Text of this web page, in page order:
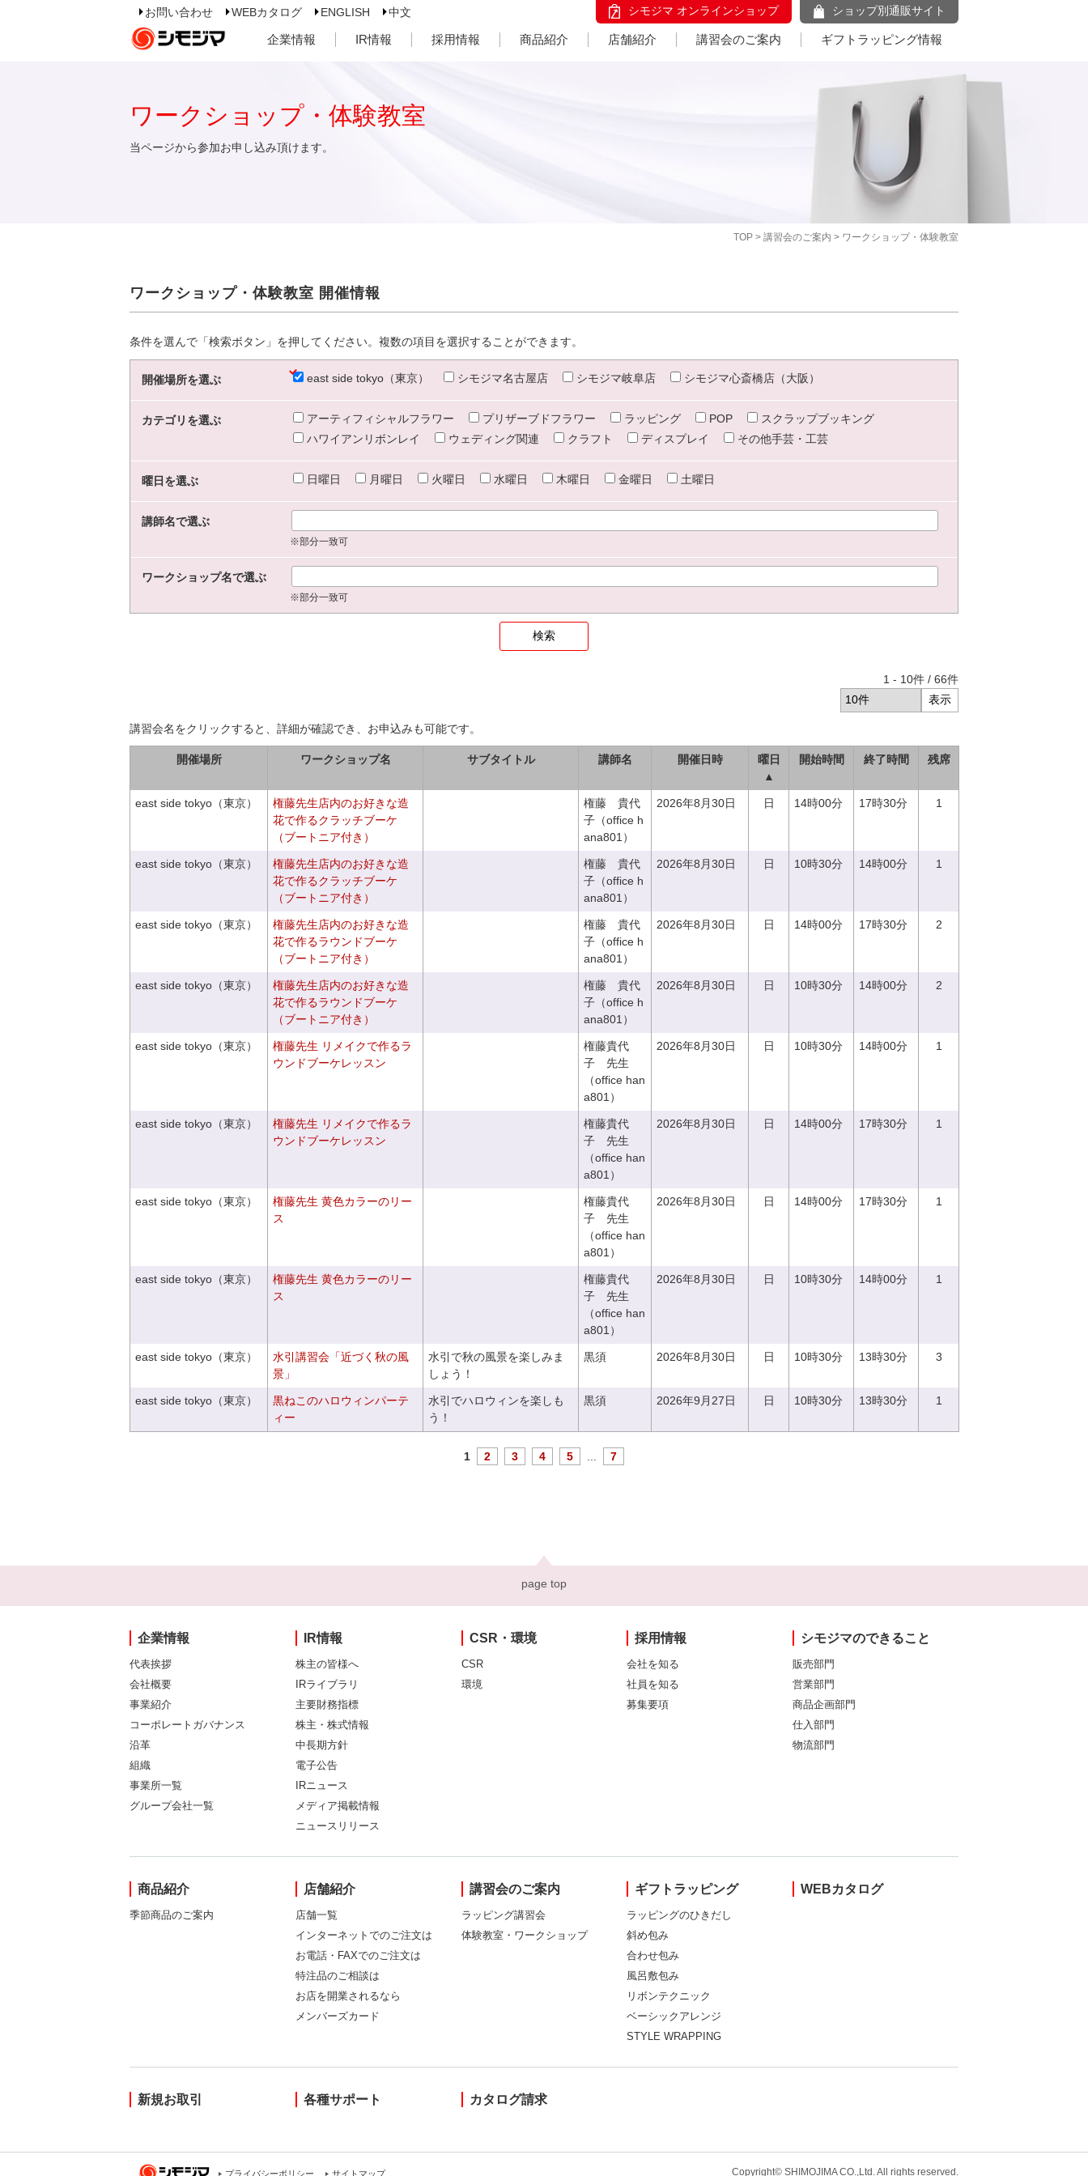
お問い合わせ WEBカタログ ENGLISH 中文 シモジマ オンラインショップ ショップ別通販サイト
企業情報 IR情報 採用情報 商品紹介 店舗紹介 講習会のご案内 ギフトラッピング情報
TOP > 講習会のご案内 > ワークショップ・体験教室
ワークショップ・体験教室
当ページから参加お申し込み頂けます。
ワークショップ・体験教室 開催情報
条件を選んで「検索ボタン」を押してください。複数の項目を選択することができます。
開催場所を選ぶ east side tokyo（東京） シモジマ名古屋店 シモジマ岐阜店 シモジマ心斎橋店（大阪）
カテゴリを選ぶ アーティフィシャルフラワー プリザーブドフラワー ラッピング POP
スクラップブッキング
ハワイアンリボンレイ
ウェディング関連 クラフト ディスプレイ その他手芸・工芸
曜日を選ぶ 日曜日 月曜日 火曜日 水曜日 木曜日 金曜日 土曜日
講師名で選ぶ
※部分一致可
ワークショップ名で選ぶ
※部分一致可
1 - 10件 / 66件
講習会名をクリックすると、詳細が確認でき、お申込みも可能です。
開催場所 ワークショップ名 サブタイトル 講師名 開催日時
曜日
▲
開始時間 終了時間 残席
east side tokyo（東京）
権藤先生店内のお好きな造
花で作るクラッチブーケ
（ブートニア付き）
権藤 貴代
子（office h
ana801）
2026年8月30日 日 14時00分 17時30分 1
east side tokyo（東京）
権藤先生店内のお好きな造
花で作るクラッチブーケ
（ブートニア付き）
権藤 貴代
子（office h
ana801）
2026年8月30日 日 10時30分 14時00分 1
east side tokyo（東京）
権藤先生店内のお好きな造
花で作るラウンドブーケ
（ブートニア付き）
権藤 貴代
子（office h
ana801）
2026年8月30日 日 14時00分 17時30分 2
east side tokyo（東京）
権藤先生店内のお好きな造
花で作るラウンドブーケ
（ブートニア付き）
権藤 貴代
子（office h
ana801）
2026年8月30日 日 10時30分 14時00分 2
east side tokyo（東京）
権藤先生 リメイクで作るラ
ウンドブーケレッスン
権藤貴代
子 先生
（office han
a801）
2026年8月30日 日 10時30分 14時00分 1
east side tokyo（東京）
権藤先生 リメイクで作るラ
ウンドブーケレッスン
権藤貴代
子 先生
（office han
a801）
2026年8月30日 日 14時00分 17時30分 1
east side tokyo（東京）
権藤先生 黄色カラーのリー
ス
権藤貴代
子 先生
（office han
a801）
2026年8月30日 日 14時00分 17時30分 1
east side tokyo（東京）
権藤先生 黄色カラーのリー
ス
権藤貴代
子 先生
（office han
a801）
2026年8月30日 日 10時30分 14時00分 1
east side tokyo（東京）
水引講習会「近づく秋の風
景」
水引で秋の風景を楽しみま
しょう！
黒須 2026年8月30日 日 10時30分 13時30分 3
east side tokyo（東京）
黒ねこのハロウィンパーテ
ィー
水引でハロウィンを楽しも
う！
黒須 2026年9月27日 日 10時30分 13時30分 1
1 2 3 4 5 7
page top
企業情報
代表挨拶
会社概要
事業紹介
コーポレートガバナンス
沿革
組織
事業所一覧
グループ会社一覧
IR情報
株主の皆様へ
IRライブラリ
主要財務指標
株主・株式情報
中長期方針
電子公告
IRニュース
メディア掲載情報
ニュースリリース
CSR・環境
CSR
環境
採用情報
会社を知る
社員を知る
募集要項
シモジマのできること
販売部門
営業部門
商品企画部門
仕入部門
物流部門
商品紹介
季節商品のご案内
店舗紹介
店舗一覧
インターネットでのご注文は
お電話・FAXでのご注文は
特注品のご相談は
お店を開業されるなら
メンバーズカード
講習会のご案内
ラッピング講習会
体験教室・ワークショップ
ギフトラッピング
ラッピングのひきだし
斜め包み
合わせ包み
風呂敷包み
リボンテクニック
ベーシックアレンジ
STYLE WRAPPING
WEBカタログ
新規お取引 各種サポート カタログ請求
プライバシーポリシー サイトマップ Copyright© SHIMOJIMA CO.,Ltd. All rights reserved.